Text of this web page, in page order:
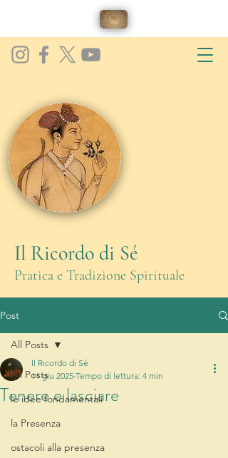
Il Ricordo di Sé
Pratica e Tradizione Spirituale
Post
All Posts
le idee fondamentali
la Presenza
ostacoli alla presenza
All Posts
Tenere e lasciare
Il Ricordo di Sé
11 giu 2025 Tempo di lettura: 4 min